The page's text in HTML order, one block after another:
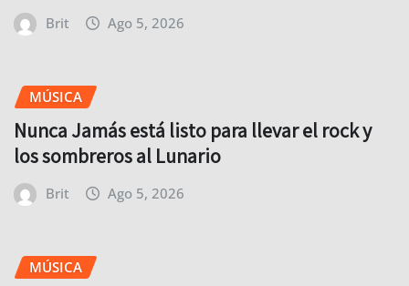
Brit Ago 5, 2026
MÚSICA
Nunca Jamás está listo para llevar el rock y
los sombreros al Lunario
Brit Ago 5, 2026
MÚSICA